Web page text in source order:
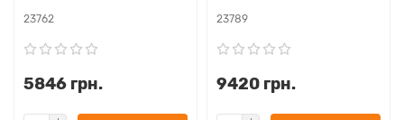
23762
5846 грн.
23789
9420 грн.